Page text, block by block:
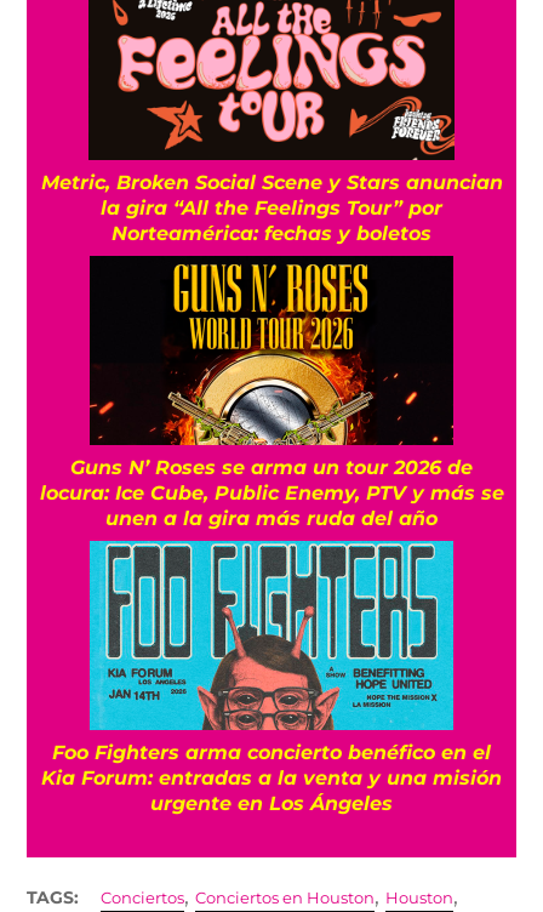
Metric, Broken Social Scene y Stars anuncian
la gira “All the Feelings Tour” por
Norteamérica: fechas y boletos
Guns N’ Roses se arma un tour 2026 de
locura: Ice Cube, Public Enemy, PTV y más se
unen a la gira más ruda del año
Foo Fighters arma concierto benéfico en el
Kia Forum: entradas a la venta y una misión
urgente en Los Ángeles
TAGS: Conciertos,Conciertos en Houston, Houston,